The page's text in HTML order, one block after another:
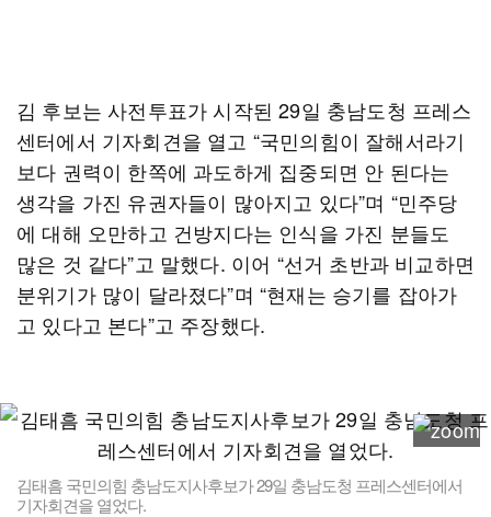
김 후보는 사전투표가 시작된 29일 충남도청 프레스
센터에서 기자회견을 열고 “국민의힘이 잘해서라기
보다 권력이 한쪽에 과도하게 집중되면 안 된다는
생각을 가진 유권자들이 많아지고 있다”며 “민주당
에 대해 오만하고 건방지다는 인식을 가진 분들도
많은 것 같다”고 말했다. 이어 “선거 초반과 비교하면
분위기가 많이 달라졌다”며 “현재는 승기를 잡아가
고 있다고 본다”고 주장했다.
김태흠 국민의힘 충남도지사후보가 29일 충남도청 프레스센터에서
기자회견을 열었다.